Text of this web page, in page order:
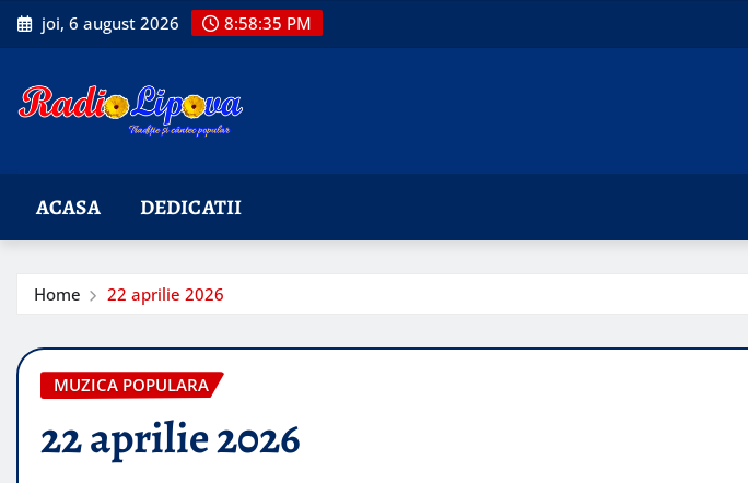
Skip
to
joi, 6 august 2026 8:58:37 PM
ACASA DEDICATII
Home 22 aprilie 2026
MUZICA POPULARA
22 aprilie 2026